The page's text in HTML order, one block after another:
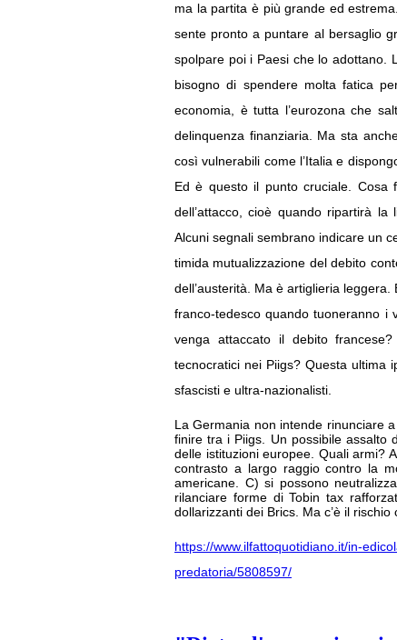
ma la partita è più grande ed
sente pronto a puntare al bersaglio
spolpare poi i Paesi che lo adottano.
bisogno di spendere molta fatica
economia, è tutta l’eurozona che
delinquenza finanziaria. Ma sta
così vulnerabili come l’Italia e
Ed è questo il punto cruciale. Cosa
dell’attacco, cioè quando ripartirà
Alcuni segnali sembrano indicare un
timida mutualizzazione del debito
dell’austerità. Ma è artiglieria
franco-tedesco quando tuoneranno i
venga attaccato il debito
tecnocratici nei Piigs? Questa ultima
sfascisti e ultra-nazionalisti.
La Germania non intende rinunciare
finire tra i Piigs. Un possibile assalto
delle istituzioni europee. Quali armi?
contrasto a largo raggio contro la
americane. C) si possono
rilanciare forme di Tobin tax
dollarizzanti dei Brics. Ma c’è il
https://www.ilfattoquotidiano.it/in-
predatoria/5808597/